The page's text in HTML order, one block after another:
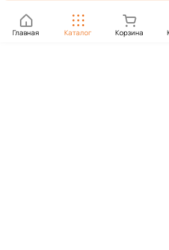
Главная Каталог Корзина